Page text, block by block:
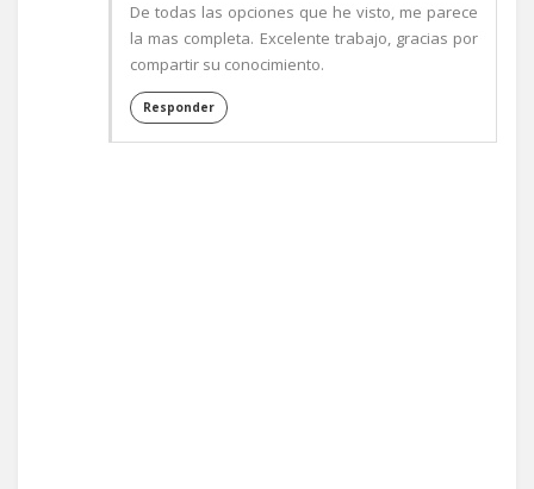
De todas las opciones que he visto, me parece
la mas completa. Excelente trabajo, gracias por
compartir su conocimiento.
Responder